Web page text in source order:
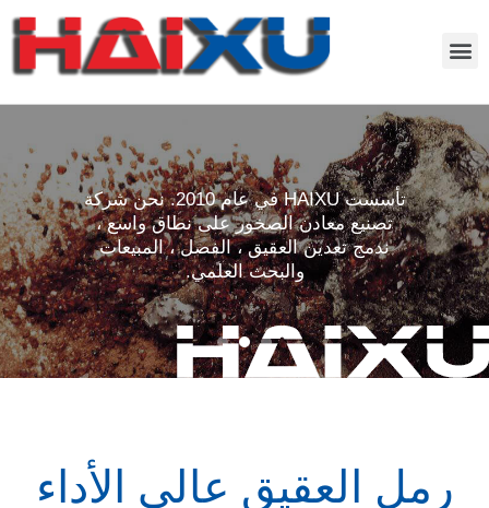
تأسست HAIXU في عام 2010. نحن شركة
تصنيع معادن الصخور على نطاق واسع ،
ندمج تعدين العقيق ، الفصل ، المبيعات
والبحث العلمي.
رمل العقيق عالي الأداء